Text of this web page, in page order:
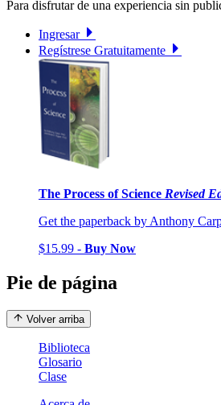
Para disfrutar de una experiencia sin
Ingresar
Regístrese Gratuitamente
The Process of Science Revised
Get the paperback by Anthony
$15.99 - Buy Now
Pie de página
Volver arriba
Biblioteca
Glosario
Clase